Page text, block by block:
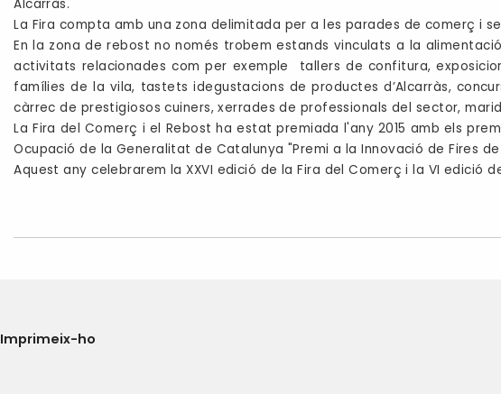
Alcarràs.
La Fira compta amb una zona delimitada per a les parades de comerç i
En la zona de rebost no només trobem estands vinculats a la
activitats relacionades com per exemple tallers de confitura,
famílies de la vila, tastets idegustacions de productes d’Alcarràs,
càrrec de prestigiosos cuiners, xerrades de professionals del sector,
La Fira del Comerç i el Rebost ha estat premiada l'any 2015 amb els
Ocupació de la Generalitat de Catalunya "Premi a la Innovació de Fires
Aquest any celebrarem la XXVI edició de la Fira del Comerç i la VI edició
Imprimeix-ho